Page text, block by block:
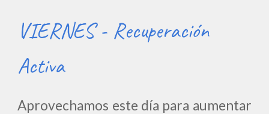
VIERNES - Recuperación
Activa
Aprovechamos este día para aumentar